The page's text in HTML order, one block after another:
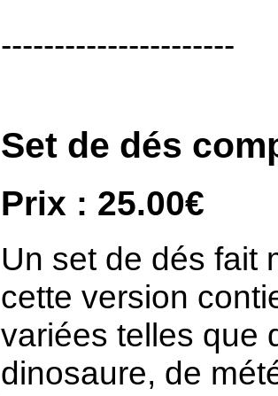
----------------------
Set de dés
Prix : 25.00€
Un set de dés fait
cette version
variées telles que
dinosaure, de